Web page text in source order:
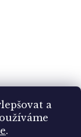
a
.